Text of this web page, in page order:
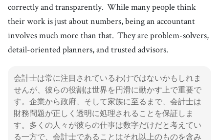
correctly and transparently. While many people think
their work is just about numbers, being an accountant
involves much more than that. They are problem-solvers,
detail-oriented planners, and trusted advisors.
会計士は常に注目されているわけではないかもしれま
せんが、彼らの役割は世界を円滑に動かす上で重要で
す。企業から政府、そして家族に至るまで、会計士は
財務問題が正しく透明に処理されることを保証しま
す。多くの人々が彼らの仕事は数字だけだと考えてい
る一方で、会計士であることはそれ以上のものを含み